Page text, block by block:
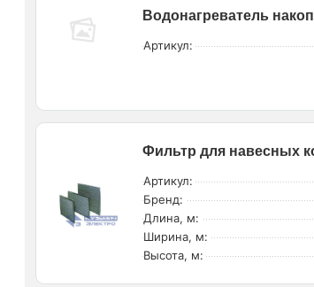
Водонагреватель
Артикул:
Фильтр для навесных
Артикул:
Бренд:
Длина, м:
Ширина, м:
Высота, м: